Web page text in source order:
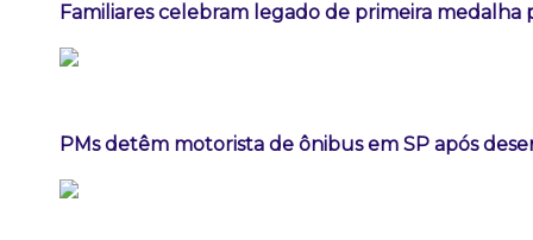
Familiares celebram legado de primeira medalha
PMs detêm motorista de ônibus em SP após